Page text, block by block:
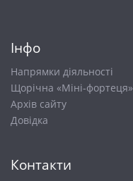
Інфо
Напрямки діяльності
Щорічна «Міні-фортеця»
Архів сайту
Довiдка
Контакти